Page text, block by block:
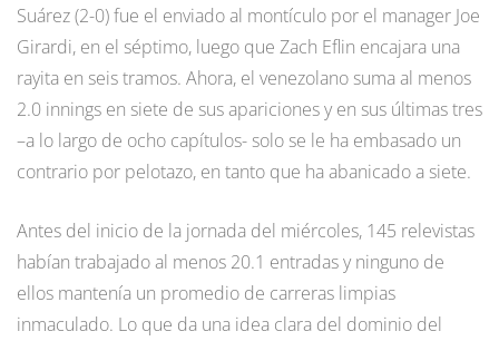
Suárez (2-0) fue el enviado al montículo por el manager Joe
Girardi, en el séptimo, luego que Zach Eflin encajara una
rayita en seis tramos. Ahora, el venezolano suma al menos
2.0 innings en siete de sus apariciones y en sus últimas tres
–a lo largo de ocho capítulos- solo se le ha embasado un
contrario por pelotazo, en tanto que ha abanicado a siete.
Antes del inicio de la jornada del miércoles, 145 relevistas
habían trabajado al menos 20.1 entradas y ninguno de
ellos mantenía un promedio de carreras limpias
inmaculado. Lo que da una idea clara del dominio del